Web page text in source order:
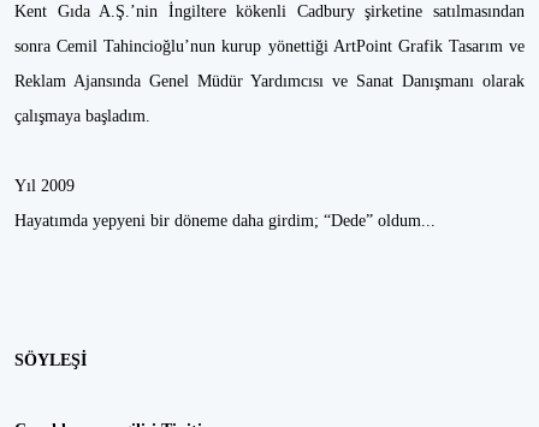
Kent Gıda A.Ş.’nin İngiltere kökenli Cadbury şirketine satılmasından
sonra Cemil Tahincioğlu’nun kurup yönettiği ArtPoint Grafik Tasarım ve
Reklam Ajansında Genel Müdür Yardımcısı ve Sanat Danışmanı olarak
çalışmaya başladım.
Yıl 2009
Hayatımda yepyeni bir döneme daha girdim; “Dede” oldum...
SÖYLEŞİ